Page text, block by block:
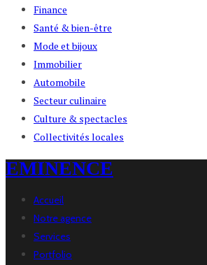
Finance
Santé & bien-être
Mode et bijoux
Immobilier
Automobile
Secteur culinaire
Culture & spectacles
Collectivités locales
EMINENCE
Accueil
Notre agence
Services
Portfolio